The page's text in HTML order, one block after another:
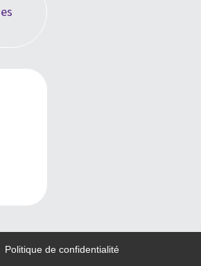
Politique de confidentialité